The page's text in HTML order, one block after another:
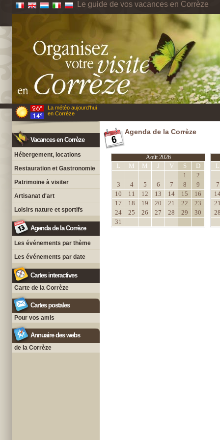
Le guide de vos vacances en Corrèze
La météo aujourd'hui
en Corrèze
Vacances en Corrèze
Hébergement, locations
Restauration et Gastronomie
Patrimoine à visiter
Artisanat d'art
Loisirs nature et sportifs
Agenda de la Corrèze
Les événements par thème
Les événements par date
Cartes interactives
Carte de la Corrèze
Cartes postales
Pour vos amis
Annuaire des webs
de la Corrèze
Agenda de la Corrèze
Août 2026
L M M J V S
D
1
2
3
4 5 6 7 8
9
10
11 12 13 14 15
16
17
18 19 20 21 22
23
24
25 26 27 28 29
30
31
L
7